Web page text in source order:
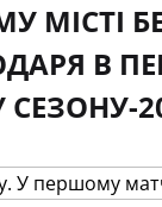
МІСТІ
В